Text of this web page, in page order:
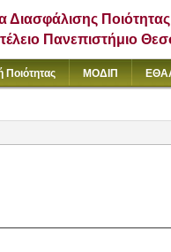
Διασφάλισης Ποιότητας
Πανεπιστήμιο
Ποιότητας ΜΟΔΙΠ